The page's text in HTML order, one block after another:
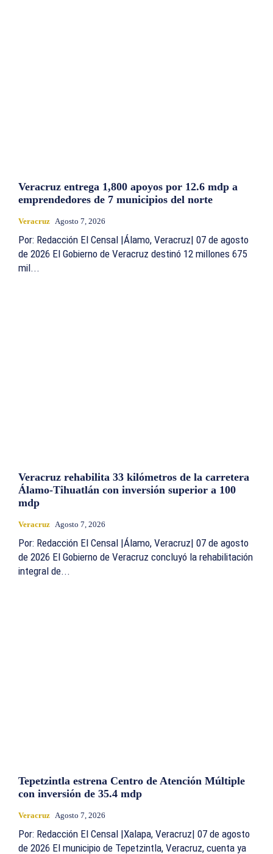
Veracruz entrega 1,800 apoyos por 12.6 mdp a
emprendedores de 7 municipios del norte
Veracruz Agosto 7, 2026
Por: Redacción El Censal |Álamo, Veracruz| 07 de agosto
de 2026 El Gobierno de Veracruz destinó 12 millones 675
mil...
Veracruz rehabilita 33 kilómetros de la carretera
Álamo-Tihuatlán con inversión superior a 100
mdp
Veracruz Agosto 7, 2026
Por: Redacción El Censal |Álamo, Veracruz| 07 de agosto
de 2026 El Gobierno de Veracruz concluyó la rehabilitación
integral de...
Tepetzintla estrena Centro de Atención Múltiple
con inversión de 35.4 mdp
Veracruz Agosto 7, 2026
Por: Redacción El Censal |Xalapa, Veracruz| 07 de agosto
de 2026 El municipio de Tepetzintla, Veracruz, cuenta ya